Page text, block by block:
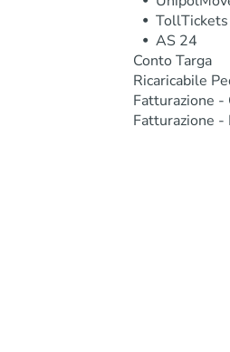
TollTickets
AS 24
Conto Targa
Ricaricabile
Fatturazione -
Fatturazione -